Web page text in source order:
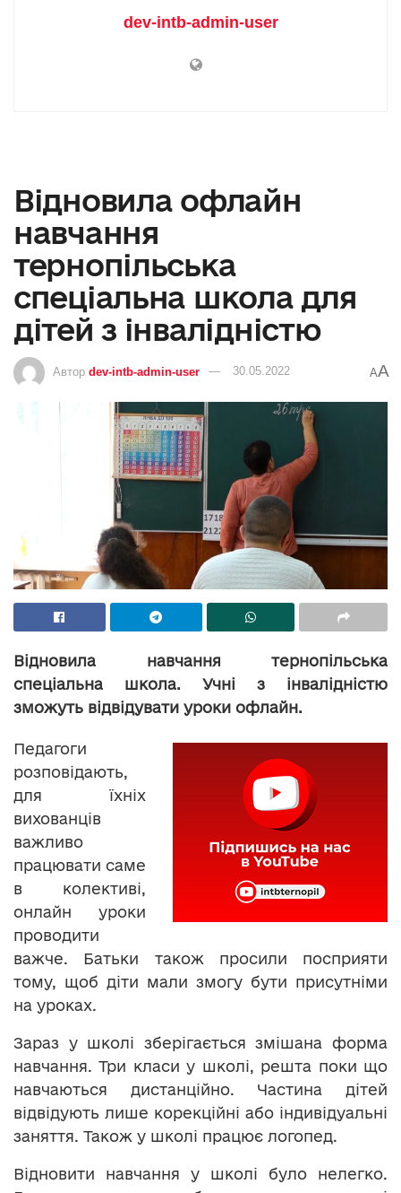
dev-intb-admin-user
Відновила офлайн
навчання
тернопільська
спеціальна школа для
дітей з інвалідністю
Автор dev-intb-admin-user 30.05.2022 AA
Відновила навчання тернопільська
спеціальна школа. Учні з інвалідністю
зможуть відвідувати уроки офлайн.
Педагоги
розповідають,
для їхніх
вихованців
важливо
працювати саме
в колективі,
онлайн уроки
проводити
важче. Батьки також просили посприяти
тому, щоб діти мали змогу бути присутніми
на уроках.
Зараз у школі зберігається змішана форма
навчання. Три класи у школі, решта поки що
навчаються дистанційно. Частина дітей
відвідують лише корекційні або індивідуальні
заняття. Також у школі працює логопед.
Відновити навчання у школі було нелегко.